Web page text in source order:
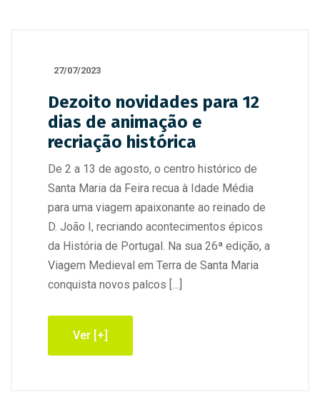
27/07/2023
Dezoito novidades para 12
dias de animação e
recriação histórica
De 2 a 13 de agosto, o centro histórico de
Santa Maria da Feira recua à Idade Média
para uma viagem apaixonante ao reinado de
D. João I, recriando acontecimentos épicos
da História de Portugal. Na sua 26ª edição, a
Viagem Medieval em Terra de Santa Maria
conquista novos palcos […]
Ver [+]